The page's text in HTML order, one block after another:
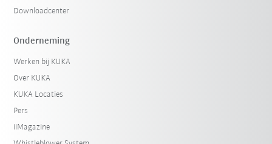
Downloadcenter
Onderneming
Werken bij KUKA
Over KUKA
KUKA Locaties
Pers
iiMagazine